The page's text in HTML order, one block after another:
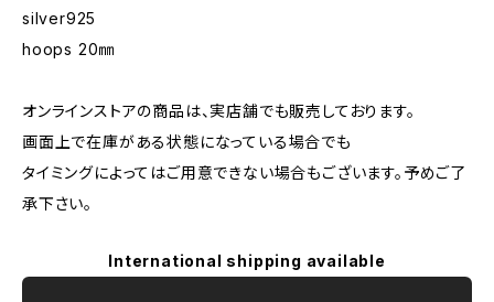
silver925
hoops 20㎜
オンラインストアの商品は、実店舗でも販売しております。
画面上で在庫がある状態になっている場合でも
タイミングによってはご用意できない場合もございます。予めご了
承下さい。
International shipping available